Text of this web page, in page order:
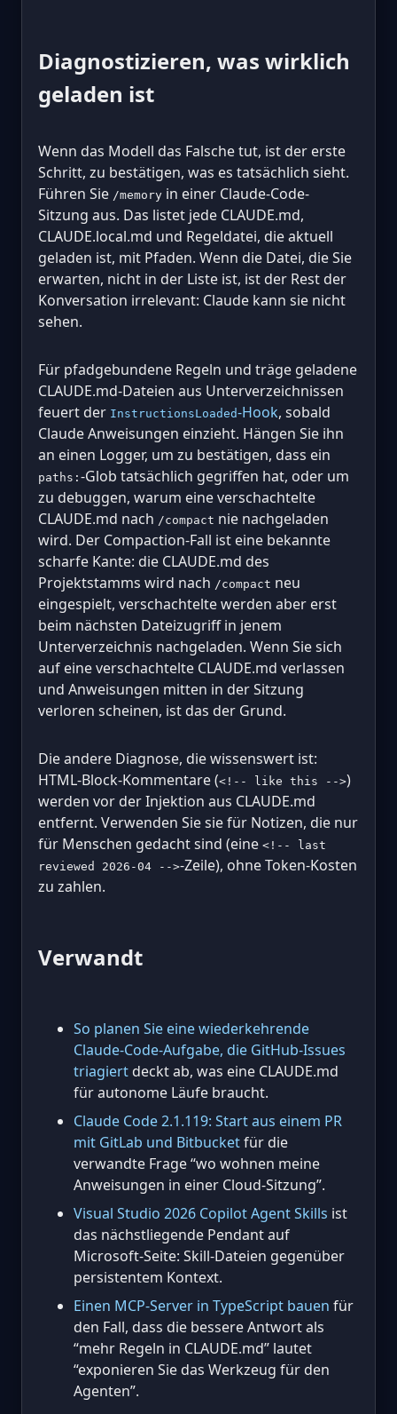
Diagnostizieren, was wirklich
geladen ist
Wenn das Modell das Falsche tut, ist der erste
Schritt, zu bestätigen, was es tatsächlich sieht.
Führen Sie /memory in einer Claude-Code-
Sitzung aus. Das listet jede CLAUDE.md,
CLAUDE.local.md und Regeldatei, die aktuell
geladen ist, mit Pfaden. Wenn die Datei, die Sie
erwarten, nicht in der Liste ist, ist der Rest der
Konversation irrelevant: Claude kann sie nicht
sehen.
Für pfadgebundene Regeln und träge geladene
CLAUDE.md-Dateien aus Unterverzeichnissen
feuert der InstructionsLoaded-Hook, sobald
Claude Anweisungen einzieht. Hängen Sie ihn
an einen Logger, um zu bestätigen, dass ein
paths: -Glob tatsächlich gegriffen hat, oder um
zu debuggen, warum eine verschachtelte
CLAUDE.md nach /compact nie nachgeladen
wird. Der Compaction-Fall ist eine bekannte
scharfe Kante: die CLAUDE.md des
Projektstamms wird nach /compact neu
eingespielt, verschachtelte werden aber erst
beim nächsten Dateizugriff in jenem
Unterverzeichnis nachgeladen. Wenn Sie sich
auf eine verschachtelte CLAUDE.md verlassen
und Anweisungen mitten in der Sitzung
verloren scheinen, ist das der Grund.
Die andere Diagnose, die wissenswert ist:
HTML-Block-Kommentare (<!-- like this -->)
werden vor der Injektion aus CLAUDE.md
entfernt. Verwenden Sie sie für Notizen, die nur
für Menschen gedacht sind (eine <!-- last
reviewed 2026-04 -->-Zeile), ohne Token-Kosten
zu zahlen.
Verwandt
So planen Sie eine wiederkehrende
Claude-Code-Aufgabe, die GitHub-Issues
triagiert deckt ab, was eine CLAUDE.md
für autonome Läufe braucht.
Claude Code 2.1.119: Start aus einem PR
mit GitLab und Bitbucketfür die
verwandte Frage “wo wohnen meine
Anweisungen in einer Cloud-Sitzung”.
Visual Studio 2026 Copilot Agent Skills ist
das nächstliegende Pendant auf
Microsoft-Seite: Skill-Dateien gegenüber
persistentem Kontext.
Einen MCP-Server in TypeScript bauen für
den Fall, dass die bessere Antwort als
“mehr Regeln in CLAUDE.md” lautet
“exponieren Sie das Werkzeug für den
Agenten”.